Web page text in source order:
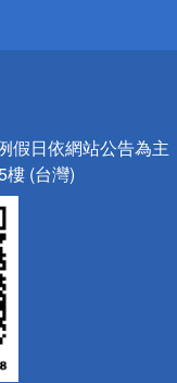
假日依網站公告為主
樓 (台灣)